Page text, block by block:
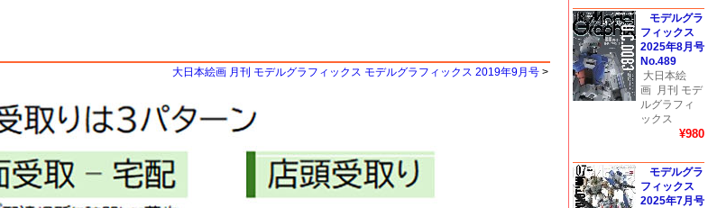
大日本絵画 月刊 モデルグラフィックス モデルグラフィックス 2019年9月号 >
モデルグラ
フィックス
2025年8月号
No.489
大日本絵
画 月刊 モデ
ルグラフィ
ックス
¥980
モデルグラ
フィックス
2025年7月号